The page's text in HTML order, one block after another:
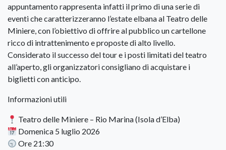
appuntamento rappresenta infatti il primo di una serie di
eventi che caratterizzeranno l’estate elbana al Teatro delle
Miniere, con l’obiettivo di offrire al pubblico un cartellone
ricco di intrattenimento e proposte di alto livello.
Considerato il successo del tour e i posti limitati del teatro
all’aperto, gli organizzatori consigliano di acquistare i
biglietti con anticipo.
Informazioni utili
Teatro delle Miniere – Rio Marina (Isola d’Elba)
Domenica 5 luglio 2026
Ore 21:30